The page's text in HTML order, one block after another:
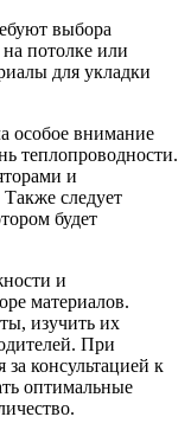
выбора
на потолке или
для укладки
особое внимание
теплопроводности.
и
следует
будет
и
материалов.
изучить их
При
консультацией к
оптимальные